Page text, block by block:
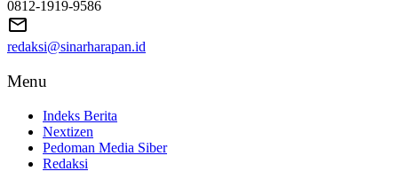
0812-1919-9586
redaksi@sinarharapan.id
Menu
Indeks Berita
Nextizen
Pedoman Media Siber
Redaksi